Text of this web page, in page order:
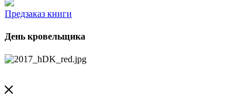
Предзаказ книги
День кровельщика